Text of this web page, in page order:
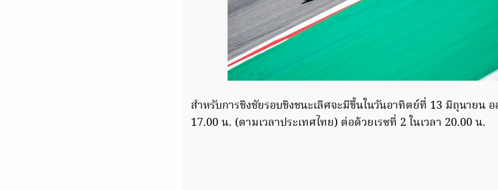
สำหรับการชิงชัยรอบชิงชนะเลิศจะมีขึ้นในวันอาทิตย์ที่ 13 มิถุนายน อ
17.00 น. (ตามเวลาประเทศไทย) ต่อด้วยเรซที่ 2 ในเวลา 20.00 น.